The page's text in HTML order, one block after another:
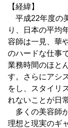
【経緯】
平成22年度の
り、日本の平均
容師は一見、華
のハードな仕事
業務時間のほと
す。さらにアシ
をし、スタイリ
れないことが日
多くの美容師
理想と現実のギ